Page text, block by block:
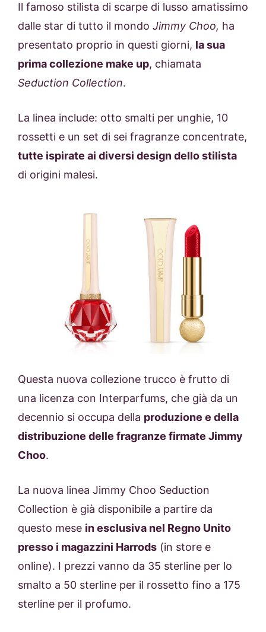
Il famoso stilista di scarpe di lusso amatissimo
dalle star di tutto il mondo Jimmy Choo, ha
presentato proprio in questi giorni, la sua
prima collezione make up, chiamata
Seduction Collection.
La linea include: otto smalti per unghie, 10
rossetti e un set di sei fragranze concentrate,
tutte ispirate ai diversi design dello stilista
di origini malesi.
Questa nuova collezione trucco è frutto di
una licenza con Interparfums, che già da un
decennio si occupa della produzione e della
distribuzione delle fragranze firmate Jimmy
Choo.
La nuova linea Jimmy Choo Seduction
Collection è già disponibile a partire da
questo mese in esclusiva nel Regno Unito
presso i magazzini Harrods (in store e
online). I prezzi vanno da 35 sterline per lo
smalto a 50 sterline per il rossetto fino a 175
sterline per il profumo.